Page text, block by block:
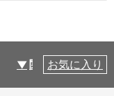
関連部材・関連
お気に入り